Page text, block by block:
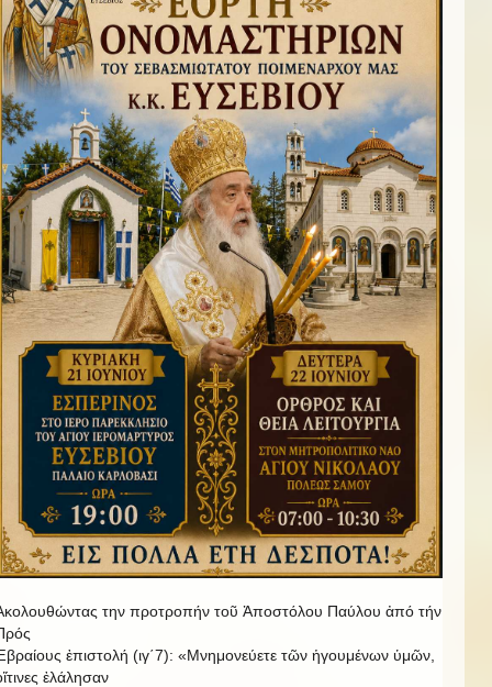
την προτροπήν τοῦ Ἀποστόλου Παύλου ἀπό τήν
ἐπιστολή (ιγ΄7): «Μνημονεύετε τῶν ἡγουμένων ὑμῶν,
ἐλάλησαν